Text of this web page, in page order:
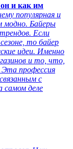
и как им
популярная и
модно. Байеры
Если
то байер
идеи. Именно
и то, что,
Эта профессия
с
самом деле